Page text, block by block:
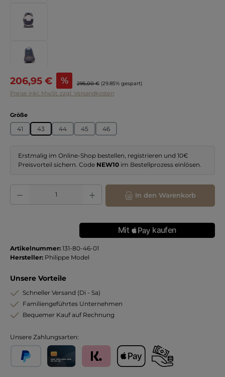
Verkaufspreis:
206,95 € % Regulärer Preis:
295,00 € (29.85% gespart)
Preise inkl. MwSt. zzgl. Versandkosten
Größeauswählen
41 43 44 45 46
Erstmalig im Online-Shop bestellen, registrieren und 10€
Preisvorteil sichern. Code NEW10 im Bestellprozess einlösen.
Produkt Anzahl: Gib den gewünschten Wert ein oder benutze die
In den Warenkorb
Artikelnummer: 131-80-46-01
Hersteller: Philippe Model
Unsere Vorteile
Schneller Versand (Di - Sa)
Familiengeführtes Unternehmen
Bequemer Kauf auf Rechnung
Unsere Zahlungsarten: